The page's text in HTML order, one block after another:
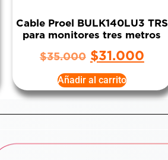
Cable Proel BULK140LU3 TRS
para monitores tres metros
$35.000 $31.000
Añadir al carrito